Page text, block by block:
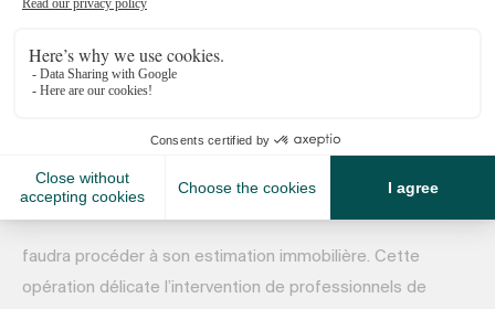
Estimations immobilières à Verbier et
Crans-Montana
que vous envisagez de vendre ou souhaitez simplement en
connaître la valeur sur le marché de l’immobilier local ? Dans
ce cas, il vous
faudra procéder à son estimation immobilière. Cette
opération délicate l’intervention de professionnels de